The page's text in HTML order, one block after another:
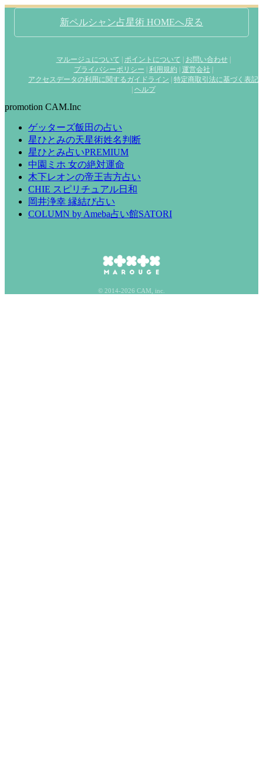
新ペルシャン占星術 HOMEへ戻る
マルージュについて ポイントについて お問い合わせ|
プライバシーポリシー
利用規約 運営会社
アクセスデータの利用に関するガイドライン
特定商取引法に基づく表記
ヘルプ
promotion CAM.Inc
ゲッターズ飯田の占い
星ひとみの天星術姓名判断
星ひとみ占いPREMIUM
中園ミホ 女の絶対運命
木下レオンの帝王吉方占い
CHIE スピリチュアル日和
岡井浄幸 縁結び占い
COLUMN by Ameba占い館SATORI
© 2014-2026 CAM, inc.